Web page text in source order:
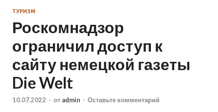
ТУРИЗМ
Роскомнадзор
ограничил доступ к
сайту немецкой газеты
Die Welt
10.07.2022 - от admin - Оставьте комментарий